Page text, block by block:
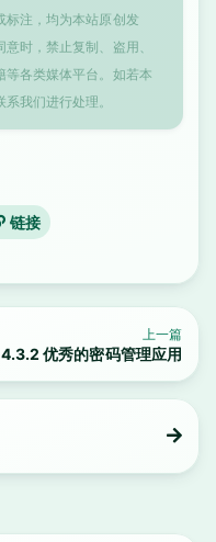
标注，均为本站原创发
时，禁止复制、盗用、
各类媒体平台。如若本
我们进行处理。
链接
上一篇
优秀的密码管理应用